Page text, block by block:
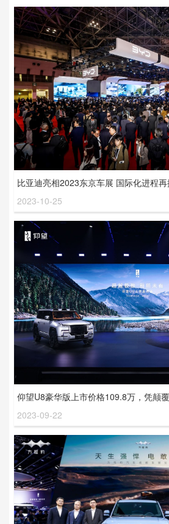
比亚迪亮相2023东京车展 国际化进程再
2023-10-25
仰望U8豪华版上市价格109.8万，凭颠
2023-09-22